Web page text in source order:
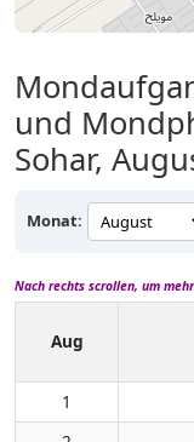
und
Sohar,
Monat:
Nach rechts scrollen, um
Aug
1